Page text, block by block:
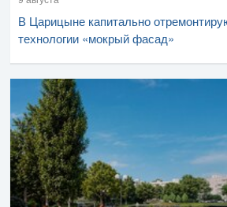
В Царицыне капитально
технологии «мокрый фасад»